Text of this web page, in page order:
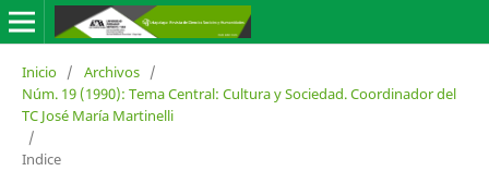
Inicio / Archivos /
Núm. 19 (1990): Tema Central: Cultura y Sociedad. Coordinador del
TC José María Martinelli
/
Indice